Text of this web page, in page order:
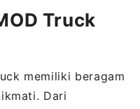
Truck
memiliki beragam
Dari